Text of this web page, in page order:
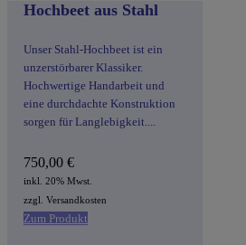
Hochbeet aus Stahl
Unser Stahl-Hochbeet ist ein
unzerstörbarer Klassiker.
Hochwertige Handarbeit und
eine durchdachte Konstruktion
sorgen für Langlebigkeit....
750,00€
inkl. 20% Mwst.
zzgl. Versandkosten
Zum Produkt